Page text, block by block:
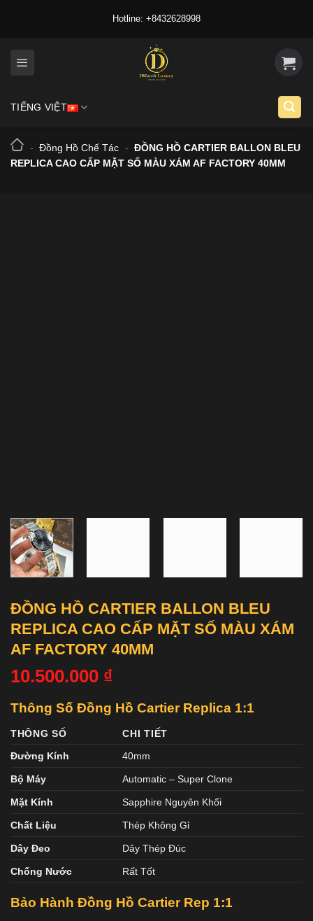
Hotline: +8432628998
TIẾNG VIỆT
- Đồng Hồ Chế Tác - ĐỒNG HỒ CARTIER BALLON BLEU
REPLICA CAO CẤP MẶT SỐ MÀU XÁM AF FACTORY 40MM
ĐỒNG HỒ CARTIER BALLON BLEU
REPLICA CAO CẤP MẶT SỐ MÀU XÁM
AF FACTORY 40MM
10.500.000 ₫
Thông Số Đồng Hồ Cartier Replica 1:1
THÔNG SỐ
CHI TIẾT
Đường Kính
40mm
Bộ Máy Automatic – Super Clone
Mặt Kính Sapphire Nguyên Khối
Chất Liệu Thép Không Gỉ
Dây Đeo Dây Thép Đúc
Chống Nước Rất Tốt
Bảo Hành Đồng Hồ Cartier Rep 1:1